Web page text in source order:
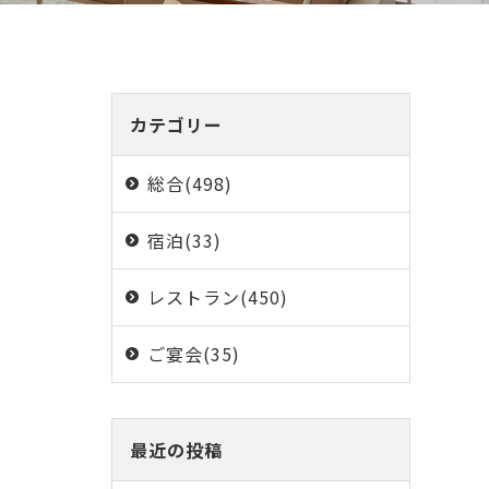
カテゴリー
総合(498)
宿泊(33)
レストラン(450)
ご宴会(35)
最近の投稿